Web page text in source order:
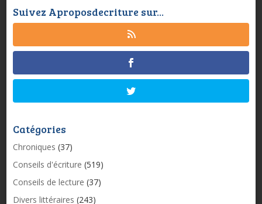
Suivez Aproposdecriture sur...
Catégories
Chroniques (37)
Conseils d'écriture (519)
Conseils de lecture (37)
Divers littéraires (243)